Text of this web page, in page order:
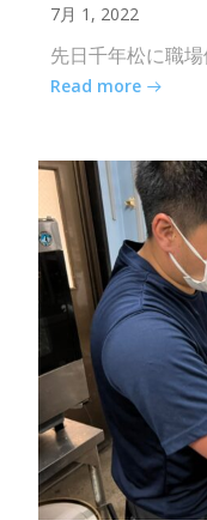
7月 1, 2022
先日千年松に職
Read more